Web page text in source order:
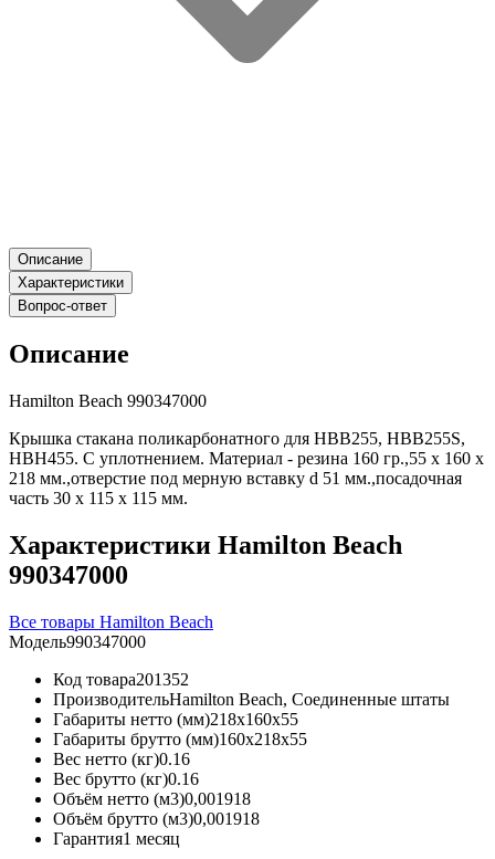
Описание
Характеристики
Вопрос-ответ
Описание
Hamilton Beach 990347000
Крышка стакана поликарбонатного для HBB255, HBB255S,
HBH455. С уплотнением. Материал - резина 160 гр.,55 х 160 х
218 мм.,отверстие под мерную вставку d 51 мм.,посадочная
часть 30 х 115 х 115 мм.
Характеристики Hamilton Beach
990347000
Все товары Hamilton Beach
Модель990347000
Код товара201352
ПроизводительHamilton Beach, Соединенные штаты
Габариты нетто (мм)218x160x55
Габариты брутто (мм)160x218x55
Вес нетто (кг)0.16
Вес брутто (кг)0.16
Объём нетто (м3)0,001918
Объём брутто (м3)0,001918
Гарантия1 месяц